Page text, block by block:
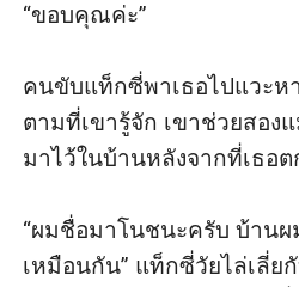
“ขอบคุณค่ะ”
คนขับแท็กซี่พาเธอไปแวะห
ตามที่เขารู้จัก เขาช่วยสอง
มาไว้ในบ้านหลังจากที่เธอ
“ผมชื่อมาโนชนะครับ บ้านผ
เหมือนกัน” แท็กซี่วัยไล่เลี่ย